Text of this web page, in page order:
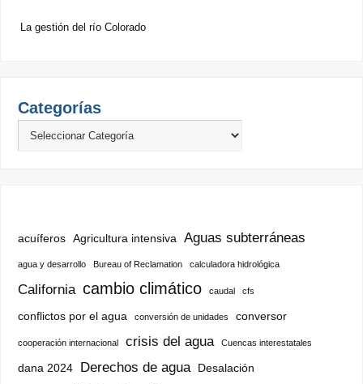
La gestión del río Colorado
Categorías
acuíferos Agricultura intensiva Aguas subterráneas
agua y desarrollo Bureau of Reclamation calculadora hidrológica
California cambio climático caudal cfs
conflictos por el agua conversión de unidades conversor
cooperación internacional crisis del agua Cuencas interestatales
dana 2024 Derechos de agua Desalación